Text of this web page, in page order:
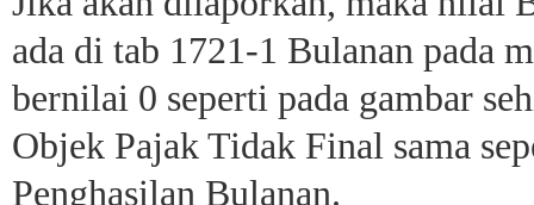
ada di tab 1721-1 Bulanan pada
bernilai 0 seperti pada gambar
Objek Pajak Tidak Final sama
Penghasilan Bulanan.